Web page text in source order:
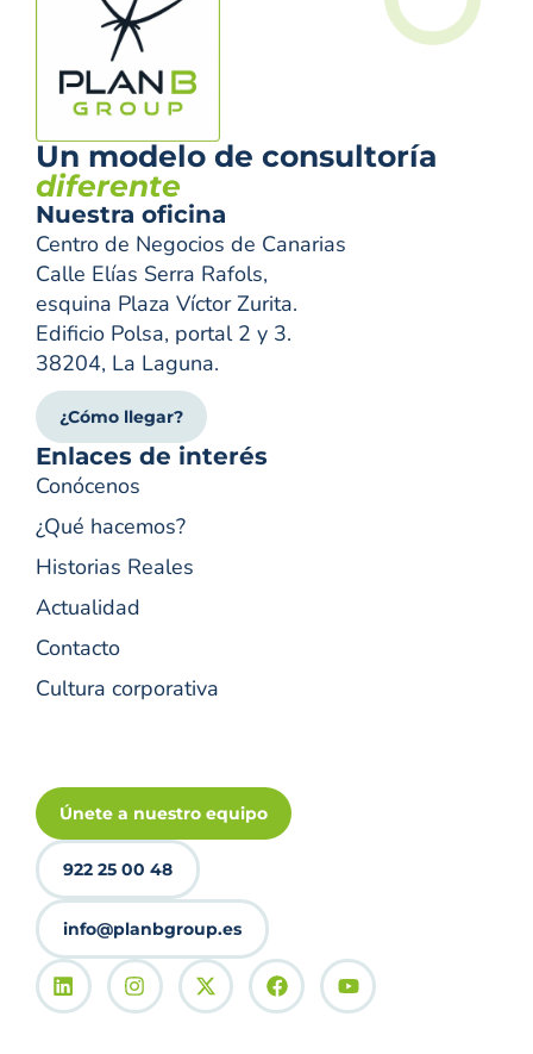
Un modelo de consultoría
diferente
Nuestra oficina
Centro de Negocios de Canarias
Calle Elías Serra Rafols,
esquina Plaza Víctor Zurita.
Edificio Polsa, portal 2 y 3.
38204, La Laguna.
¿Cómo llegar?
Enlaces de interés
Conócenos
¿Qué hacemos?
Historias Reales
Actualidad
Contacto
Cultura corporativa
Únete a nuestro equipo
922 25 00 48
info@planbgroup.es